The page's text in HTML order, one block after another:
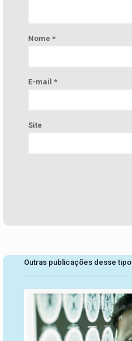
Nome *
E-mail *
Site
Outras publicações desse tipo